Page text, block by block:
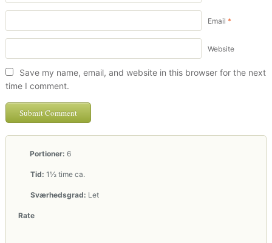
Email *
Website
Save my name, email, and website in this browser for the next
time I comment.
Portioner: 6
Tid: 1½ time ca.
Sværhedsgrad: Let
Rate